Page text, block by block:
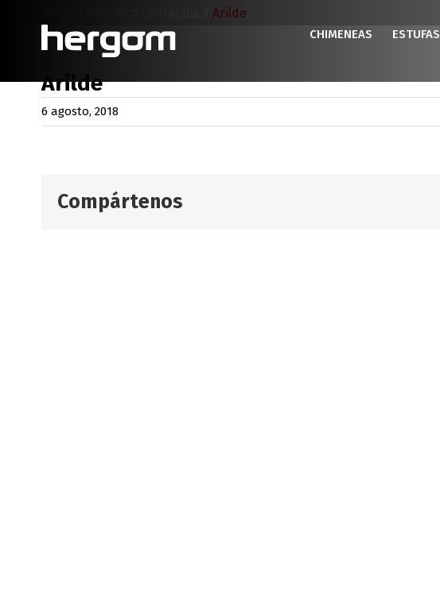
contenido
CHIMENEAS ESTUFAS
Arilde
Arilde
6 agosto, 2018
Compártenos